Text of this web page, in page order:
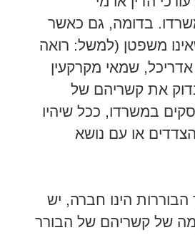
בדומה, גם כאשר
משפטן (למשל: רואה
שמאי מקרקעין
את קשריהם של
במשרדו, ככל שיהיו
או עם נושא
הינו חברה, יש
של קשריהם של הבורר